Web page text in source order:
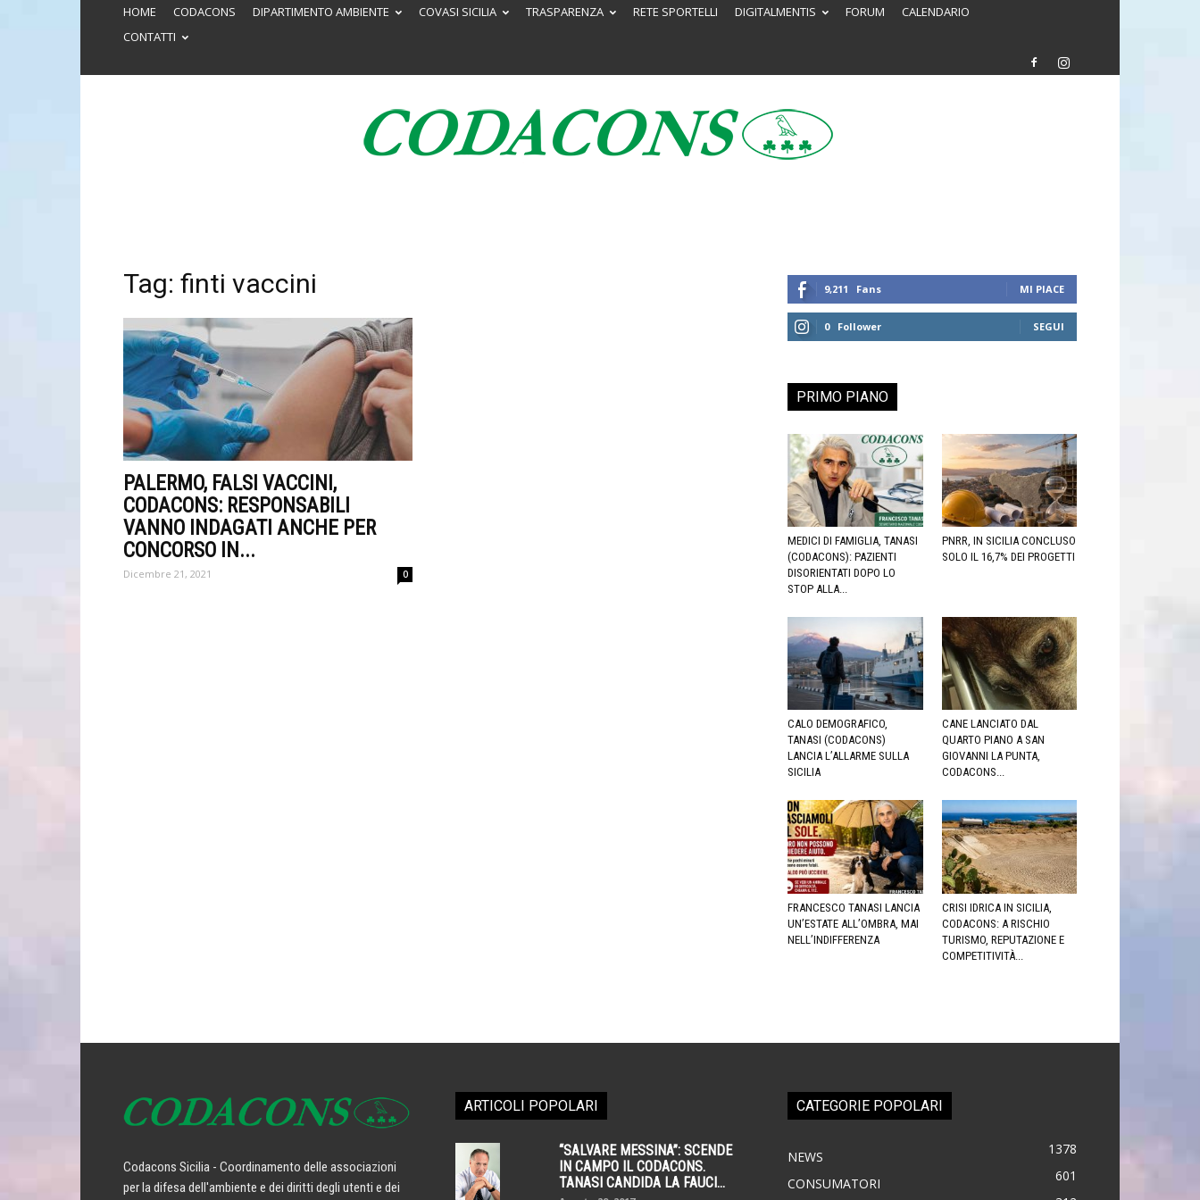
HOME CODACONS DIPARTIMENTO AMBIENTE COVASI SICILIA TRASPARENZA RETE SPORTELLI DIGITALMENTIS FORUM
CALENDARIO
CONTATTI
Tag: finti vaccini
PALERMO, FALSI VACCINI,
CODACONS: RESPONSABILI
VANNO INDAGATI ANCHE PER
CONCORSO IN...
Dicembre 21, 2021 0
9,211 Fans MI PIACE
0 Follower SEGUI
PRIMO PIANO
MEDICI DI FAMIGLIA, TANASI
(CODACONS): PAZIENTI
DISORIENTATI DOPO LO
STOP ALLA...
PNRR, IN SICILIA CONCLUSO
SOLO IL 16,7% DEI PROGETTI
CALO DEMOGRAFICO,
TANASI (CODACONS)
LANCIA L’ALLARME SULLA
SICILIA
CANE LANCIATO DAL
QUARTO PIANO A SAN
GIOVANNI LA PUNTA,
CODACONS...
FRANCESCO TANASI LANCIA
UN’ESTATE ALL’OMBRA, MAI
NELL’INDIFFERENZA
CRISI IDRICA IN SICILIA,
CODACONS: A RISCHIO
TURISMO, REPUTAZIONE E
COMPETITIVITÀ...
Codacons Sicilia - Coordinamento delle associazioni
per la difesa dell'ambiente e dei diritti degli utenti e dei
ARTICOLI POPOLARI
“SALVARE MESSINA”: SCENDE
IN CAMPO IL CODACONS.
TANASI CANDIDA LA FAUCI...
CATEGORIE POPOLARI
NEWS 1378
CONSUMATORI
601